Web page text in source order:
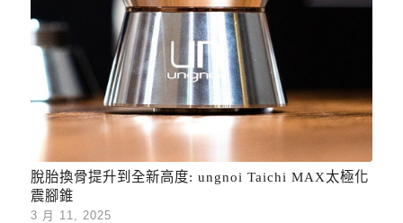
脫胎換骨提升到全新高度: ungnoi Taichi MAX太極化
震腳錐
3 月 11, 2025